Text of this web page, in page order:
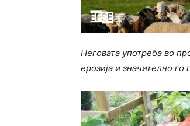
Неговата употреба во
ерозија и значително го